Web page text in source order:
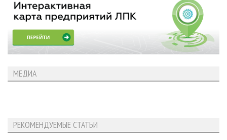
МЕДИА
РЕКОМЕНДУЕМЫЕ СТАТЬИ